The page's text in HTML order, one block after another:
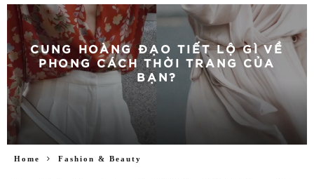
CUNG HOÀNG ĐẠO TIẾT LỘ GÌ VỀ
PHONG CÁCH THỜI TRANG CỦA
BẠN?
Home Fashion & Beauty